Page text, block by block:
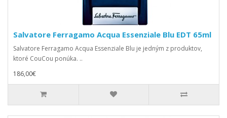
Salvatore Ferragamo Acqua Essenziale Blu EDT 65ml
Salvatore Ferragamo Acqua Essenziale Blu je jedným z produktov,
ktoré CouCou ponúka. ..
186,00€